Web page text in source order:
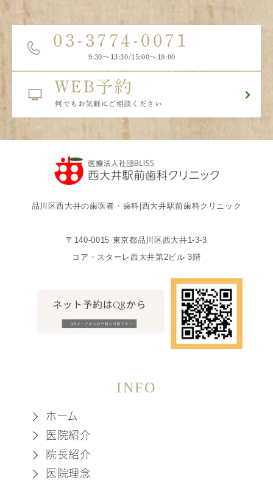
03-3774-0071
9:30〜13:30/15:00～19:00
WEB予約
何でもお気軽にご相談ください
品川区西大井の歯医者・歯科|西大井駅前歯科クリニック
〒140-0015 東京都品川区西大井1-3-3
コア・スターレ西大井第2ビル 3階
INFO
ホーム
医院紹介
院長紹介
医院理念